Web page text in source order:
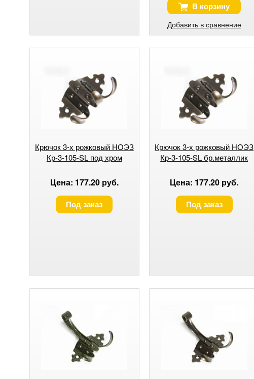
В корзину
Добавить в сравнение
Крючок 3-х рожковый НОЭЗ
Кр-3-105-SL под хром
Цена: 177.20 руб.
Под заказ
Крючок 3-х рожковый НОЭЗ
Кр-3-105-SL бр.металлик
Цена: 177.20 руб.
Под заказ